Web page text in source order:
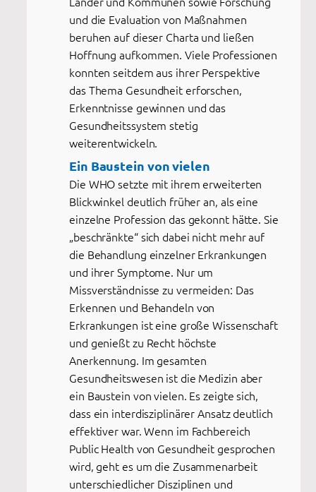
und die Evaluation von Maßnahmen
beruhen auf dieser Charta und ließen
Hoffnung aufkommen. Viele Professionen
konnten seitdem aus ihrer Perspektive
das Thema Gesundheit erforschen,
Erkenntnisse gewinnen und das
Gesundheitssystem stetig
weiterentwickeln.
Ein Baustein von vielen
Die WHO setzte mit ihrem erweiterten
Blickwinkel deutlich früher an, als eine
einzelne Profession das gekonnt hätte. Sie
„beschränkte“ sich dabei nicht mehr auf
die Behandlung einzelner Erkrankungen
und ihrer Symptome. Nur um
Missverständnisse zu vermeiden: Das
Erkennen und Behandeln von
Erkrankungen ist eine große Wissenschaft
und genießt zu Recht höchste
Anerkennung. Im gesamten
Gesundheitswesen ist die Medizin aber
ein Baustein von vielen. Es zeigte sich,
dass ein interdisziplinärer Ansatz deutlich
effektiver war. Wenn im Fachbereich
Public Health von Gesundheit gesprochen
wird, geht es um die Zusammenarbeit
unterschiedlicher Disziplinen und